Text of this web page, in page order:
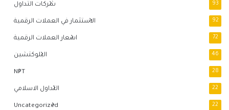
شركات التداول 93
الاستثمار في العملات الرقمية 92
اسعار العملات الرقمية 72
البلوكتشين 46
NFT 28
التداول الاسلامي 22
Uncategorized 22